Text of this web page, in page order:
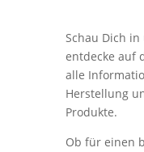
Schau Dich in
entdecke auf
alle
Herstellung
Produkte.
Ob für einen